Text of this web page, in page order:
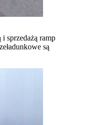
sprzedażą ramp
są